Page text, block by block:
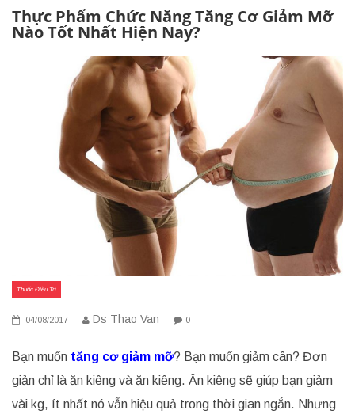
Thực Phẩm Chức Năng Tăng Cơ Giảm Mỡ
Nào Tốt Nhất Hiện Nay?
Thuốc Điều Trị
04/08/2017 Ds Thao Van 0
Bạn muốn tăng cơ giảm mỡ? Bạn muốn giảm cân? Đơn
giản chỉ là ăn kiêng và ăn kiêng. Ăn kiêng sẽ giúp bạn giảm
vài kg, ít nhất nó vẫn hiệu quả trong thời gian ngắn. Nhưng